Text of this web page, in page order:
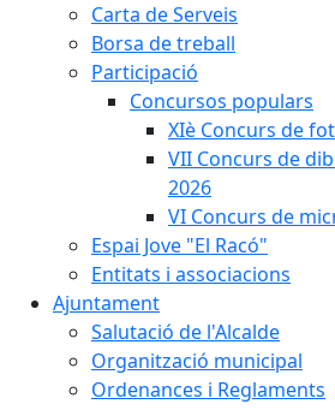
Carta de Serveis
Borsa de treball
Participació
Concursos populars
XIè Concurs de
VII Concurs de
2026
VI Concurs de
Espai Jove "El Racó"
Entitats i associacions
Ajuntament
Salutació de l'Alcalde
Organització municipal
Ordenances i Reglaments